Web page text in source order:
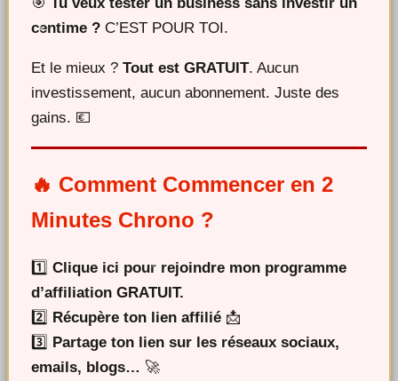
centime ? C’EST POUR TOI.
Et le mieux ? Tout est GRATUIT. Aucun
investissement, aucun abonnement. Juste des
gains. 💶
🔥 Comment Commencer en 2
Minutes Chrono ?
1️⃣ Clique ici pour rejoindre mon programme
d’affiliation GRATUIT.
2️⃣ Récupère ton lien affilié 📩
3️⃣ Partage ton lien sur les réseaux sociaux,
emails, blogs… 🚀